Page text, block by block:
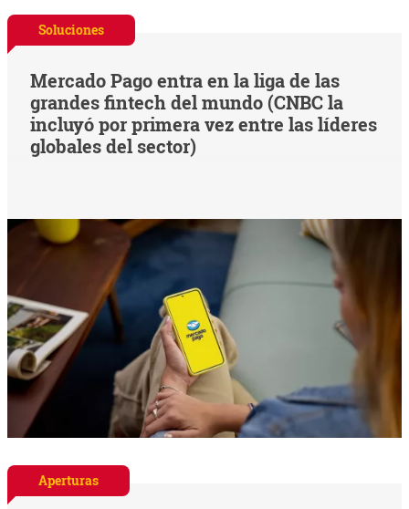
Soluciones
Mercado Pago entra en la liga de las
grandes fintech del mundo (CNBC la
incluyó por primera vez entre las líderes
globales del sector)
Aperturas